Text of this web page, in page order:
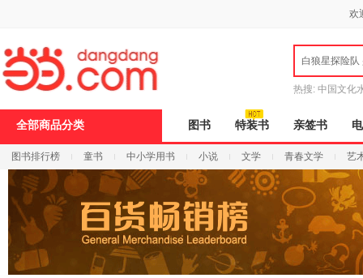
欢
白狼星探险队
热搜: 中国文化
全部商品分类 图书 特装书 亲签书
图书排行榜 童书 中小学用书 小说 文学 青春文学 艺
打
开
无
障
页
按
Ctrl
键